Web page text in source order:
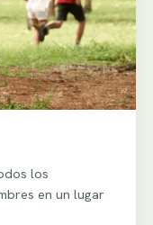
los
en un lugar